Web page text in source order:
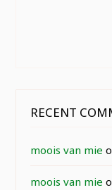
RECENT
moois van mie
moois van mie